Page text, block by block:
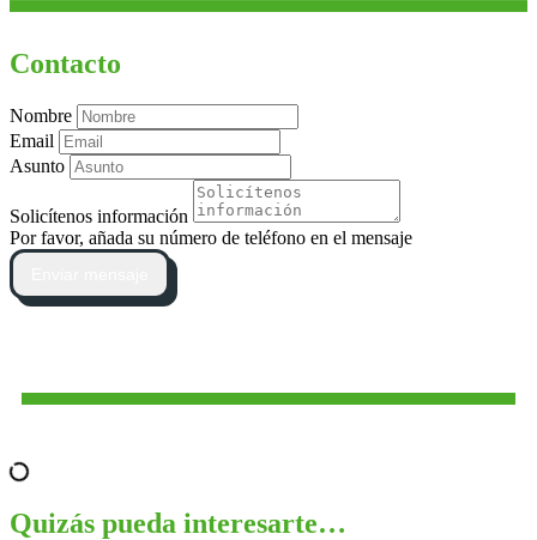
Contacto
Nombre
Email
Asunto
Solicítenos información
Por favor, añada su número de teléfono en el mensaje
Quizás pueda interesarte…